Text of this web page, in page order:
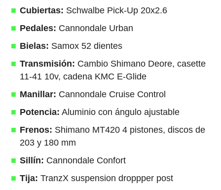
Cubiertas: Schwalbe Pick-Up 20x2.6
Pedales: Cannondale Urban
Bielas: Samox 52 dientes
Transmisión: Cambio Shimano Deore, casette
11-41 10v, cadena KMC E-Glide
Manillar: Cannondale Cruise Control
Potencia: Aluminio con ángulo ajustable
Frenos: Shimano MT420 4 pistones, discos de
203 y 180 mm
Sillín: Cannondale Confort
Tija: TranzX suspension droppper post